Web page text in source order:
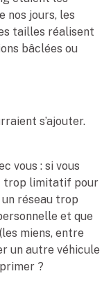
nos jours, les
tailles réalisent
bâclées ou
s’ajouter.
vous : si vous
trop limitatif pour
réseau trop
et que
miens, entre
un autre véhicule
?